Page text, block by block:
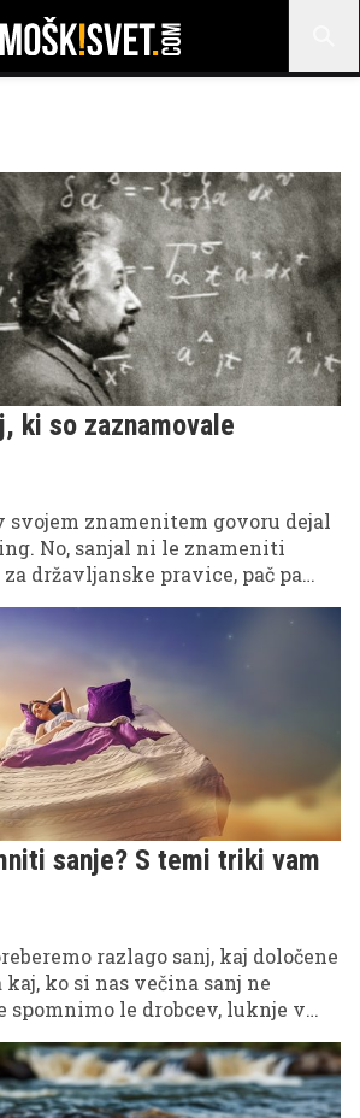
ki so zaznamovale
svojem znamenitem govoru dejal
No, sanjal ni le znameniti
državljanske pravice, pač pa
za nekatera svoja
dobili v svojih lucidnih sanjah
v resničnost.
sanje? S temi triki vam
razlago sanj, kaj določene
kaj, ko si nas večina sanj ne
spomnimo le drobcev, luknje v
prevelike, da bi jih lahko
zapomnili, kaj sanjate? Odkrili
vam bo to uspelo.